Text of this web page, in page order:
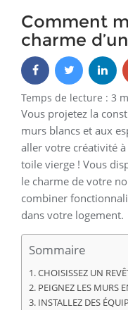
Comment
charme
Temps de lecture : 3
Vous projetez la
murs blancs et aux
aller votre créativité à
toile vierge ! Vous
le charme de votre
combiner
dans votre logement.
Sommaire
CHOISISSEZ UN
PEIGNEZ LES MURS
INSTALLEZ DES